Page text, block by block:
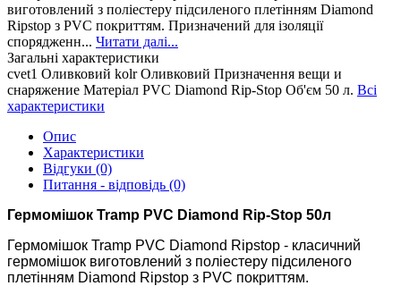
виготовлений з поліестеру підсиленого плетінням Diamond
Ripstop з PVC покриттям. Призначений для ізоляції
спорядженн... Читати далі...
Загальні характеристики
cvet1 Оливковий kolr Оливковий Призначення вещи и
снаряжение Матеріал PVC Diamond Rip-Stop Об'єм 50 л. Всі
характеристики
Опис
Характеристики
Відгуки (0)
Питання - відповідь (0)
Гермомішок Tramp PVC Diamond Rip-Stop 50л
Гермомішок Tramp PVC Diamond Ripstop - класичний
гермомішок виготовлений з поліестеру підсиленого
плетінням Diamond Ripstop з PVC покриттям.